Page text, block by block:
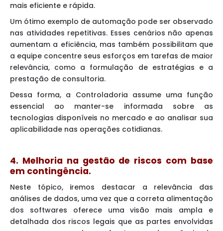
mais eficiente e rápida.
Um ótimo exemplo de automação pode ser observado
nas atividades repetitivas. Esses cenários não apenas
aumentam a eficiência, mas também possibilitam que
a equipe concentre seus esforços em tarefas de maior
relevância, como a formulação de estratégias e a
prestação de consultoria.
Dessa forma, a Controladoria assume uma função
essencial ao manter-se informada sobre as
tecnologias disponíveis no mercado e ao analisar sua
aplicabilidade nas operações cotidianas.
4. Melhoria na gestão de riscos com base
em contingência.
Neste tópico, iremos destacar a relevância das
análises de dados, uma vez que a correta alimentação
dos softwares oferece uma visão mais ampla e
detalhada dos riscos legais que as partes envolvidas